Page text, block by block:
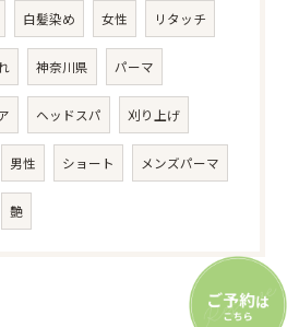
白髪染め 女性 リタッチ
神奈川県 パーマ
ヘッドスパ 刈り上げ
男性 ショート メンズパーマ
艶